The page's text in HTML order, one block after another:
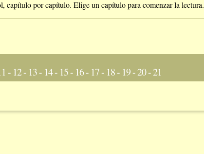
capítulo por capítulo. Elige un capítulo para comenzar la lectura.
- 12- 13- 14- 15- 16- 17- 18- 19-20-21